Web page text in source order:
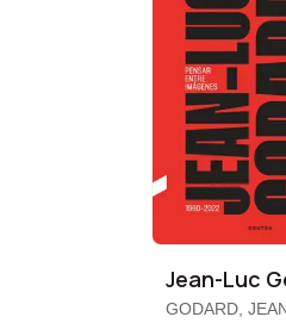
Jean-Luc
GODARD,